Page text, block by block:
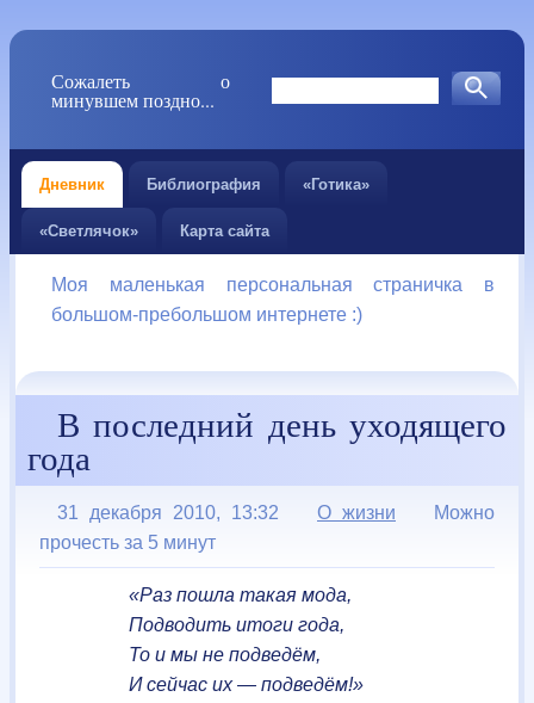
Сожалеть о
минувшем поздно...
Дневник Библиография «Готика»
«Светлячок» Карта сайта
Моя маленькая персональная страничка в
большом-пребольшом интернете :)
В последний день уходящего
года
31 декабря 2010, 13:32 О жизни
Можно
прочесть за 5 минут
«Раз пошла такая мода,
Подводить итоги года,
То и мы не подведём,
И сейчас их — подведём!»